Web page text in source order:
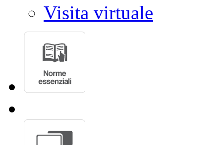
Giornata di
Visitare Montecitorio
Visita virtuale